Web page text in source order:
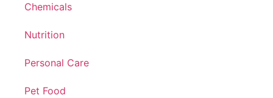
Chemicals
Nutrition
Personal Care
Pet Food